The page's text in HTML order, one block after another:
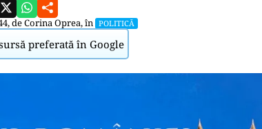
deCorina Oprea, în POLITICĂ
preferată în Google